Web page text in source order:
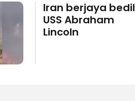
Iran berjaya bedil
USS Abraham
Lincoln